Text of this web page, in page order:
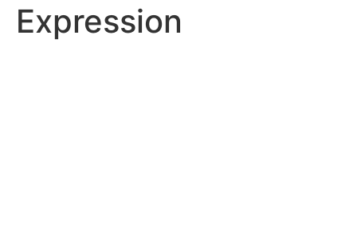
Expression